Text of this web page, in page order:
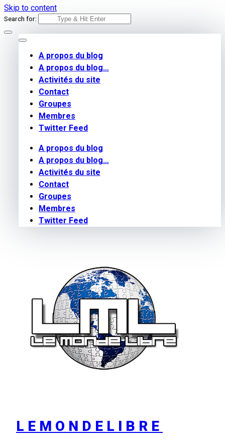
Skip to content
Search for:
A propos du blog
A propos du blog…
Activités du site
Contact
Groupes
Membres
Twitter Feed
A propos du blog
A propos du blog…
Activités du site
Contact
Groupes
Membres
Twitter Feed
LEMONDELIBRE